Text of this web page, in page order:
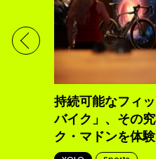
現す
持続可能なフィ
バイク」、その
ク・マドンを体験